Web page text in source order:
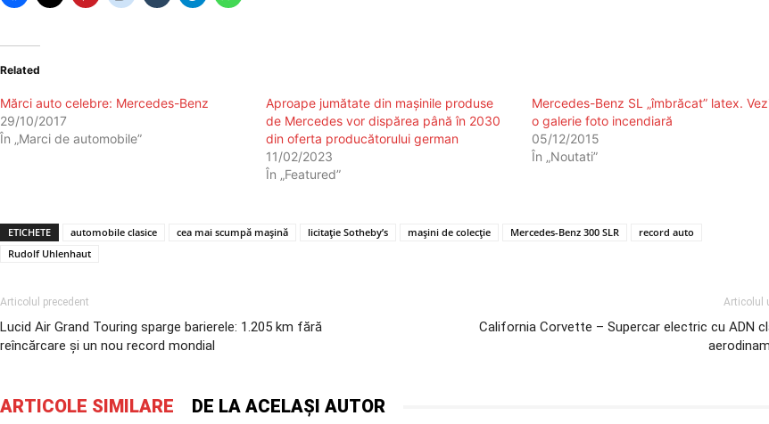
Related
Mărci auto celebre: Mercedes-Benz
29/10/2017
În „Marci de automobile”
Aproape jumătate din mașinile produse
de Mercedes vor dispărea până în 2030
din oferta producătorului german
11/02/2023
În „Featured”
Mercedes-Benz SL „îmbrăcat” latex.
o galerie foto incendiară
05/12/2015
În „Noutati”
ETICHETE automobile clasice cea mai scumpă mașină licitație Sotheby’s mașini de colecție Mercedes-Benz 300 SLR
record auto
Rudolf Uhlenhaut
Articolul precedent
Lucid Air Grand Touring sparge barierele: 1.205 km fără
reîncărcare și un nou record mondial
Articolul
California Corvette – Supercar electric cu ADN
ARTICOLE SIMILARE DE LA ACELAȘI AUTOR